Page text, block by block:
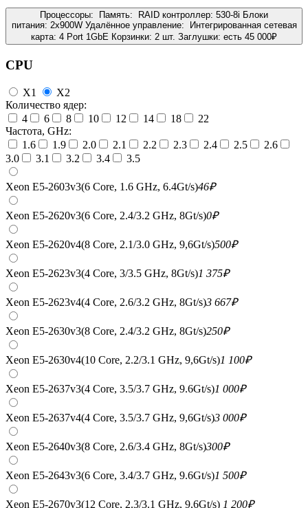
Процессоры: Память: RAID контроллер: 530-8i Блоки
питания: 2x900W Удалённое управление:
Интегрированная сетевая
карта: 4 Port 1GbE Корзинки: 2 шт. Заглушки: есть 45 000₽
CPU
X1
X2
Количество ядер:
4
6 8 10 12 14 18
22
Частота, GHz:
1.6
1.9 2.0 2.1 2.2 2.3 2.4 2.5
2.6
3.0
3.1 3.2 3.4 3.5
Xeon E5-2603v3(6 Core, 1.6 GHz, 6.4Gt/s)46₽
Xeon E5-2620v3(6 Core, 2.4/3.2 GHz, 8Gt/s)0₽
Xeon E5-2620v4(8 Core, 2.1/3.0 GHz, 9,6Gt/s)500₽
Xeon E5-2623v3(4 Core, 3/3.5 GHz, 8Gt/s)1 375₽
Xeon E5-2623v4(4 Core, 2.6/3.2 GHz, 8Gt/s)3 667₽
Xeon E5-2630v3(8 Core, 2.4/3.2 GHz, 8Gt/s)250₽
Xeon E5-2630v4(10 Core, 2.2/3.1 GHz, 9,6Gt/s)1 100₽
Xeon E5-2637v3(4 Core, 3.5/3.7 GHz, 9.6Gt/s)1 000₽
Xeon E5-2637v4(4 Core, 3.5/3.7 GHz, 9,6Gt/s)3 000₽
Xeon E5-2640v3(8 Core, 2.6/3.4 GHz, 8Gt/s)300₽
Xeon E5-2643v3(6 Core, 3.4/3.7 GHz, 9.6Gt/s)1 500₽
Xeon E5-2670v3(12 Core, 2.3/3.1 GHz, 9,6Gt/s) 1 200₽